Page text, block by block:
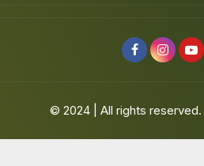
© 2024 | All rights reserved.